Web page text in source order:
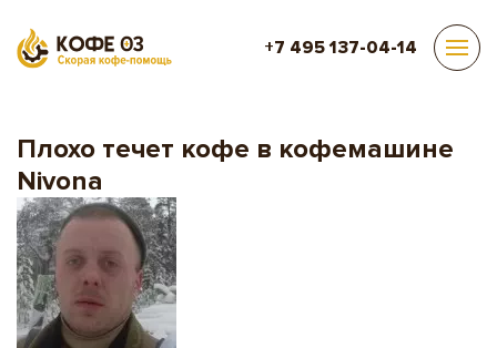
+7 495 137-04-14
Плохо течет кофе в кофемашине
Nivona